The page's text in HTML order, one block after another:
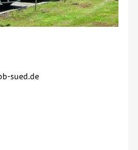
sued.de